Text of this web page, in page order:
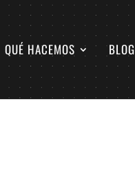
QUÉ HACEMOS BLOG